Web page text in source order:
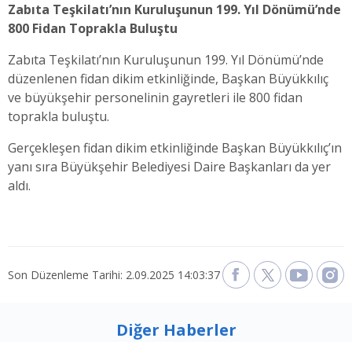
Zabıta Teşkilatı’nın Kuruluşunun 199. Yıl Dönümü’nde
800 Fidan Toprakla Buluştu
Zabıta Teşkilatı’nın Kuruluşunun 199. Yıl Dönümü’nde
düzenlenen fidan dikim etkinliğinde, Başkan Büyükkılıç
ve büyükşehir personelinin gayretleri ile 800 fidan
toprakla buluştu.
Gerçekleşen fidan dikim etkinliğinde Başkan Büyükkılıç’ın
yanı sıra Büyükşehir Belediyesi Daire Başkanları da yer
aldı.
Son Düzenleme Tarihi: 2.09.2025 14:03:37
Diğer Haberler